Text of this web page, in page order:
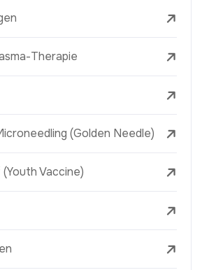
Therapie
(Golden Needle)
Vaccine)